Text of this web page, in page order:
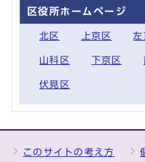
区役所ホームページ
北区 上京区 左
山科区 下京区
伏見区
このサイトの考え方